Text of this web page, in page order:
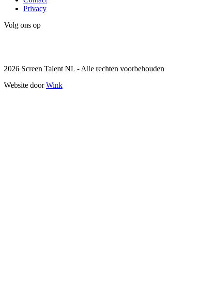
Privacy
Volg ons op
2026 Screen Talent NL - Alle rechten voorbehouden
Website doorWink